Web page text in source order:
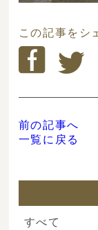
この記事をシ
前の記事へ
一覧に戻る
すべて